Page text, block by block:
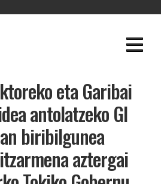
eta Garibai
antolatzeko GI
biribilgunea
aztergai